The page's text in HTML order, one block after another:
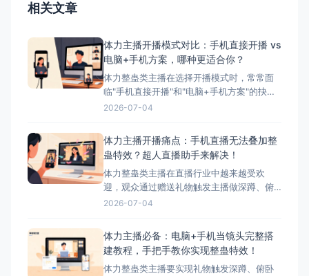
相关文章
体力主播开播模式对比：手机直接开播 vs
电脑+手机方案，哪种更适合你？
体力整蛊类主播在选择开播模式时，常常面
临"手机直接开播"和"电脑+手机方案"的抉
择。本文将详细对比这两种模式的优缺点，
播模式简介 ### 模式一：手机直接开播 这
是最简单、最常用的开播方式，主播直接使
2026-07-04
体力主播开播痛点：手机直播无法叠加整
蛊特效？超人直播助手来解决！
体力整蛊类主播在直播行业中越来越受欢
迎，观众通过赠送礼物触发主播做深蹲、俯
卧撑等体力动作，互动性极强。然而，这类
析这一痛点，并为您提供完美解决方案——
超人直播助手。 &nbsp; ## 体力主播面临的
核心痛点 &nbs
2026-07-04
体力主播必备：电脑+手机当镜头完整搭
建教程，手把手教你实现整蛊特效！
体力整蛊类主播要实现礼物触发深蹲、俯卧